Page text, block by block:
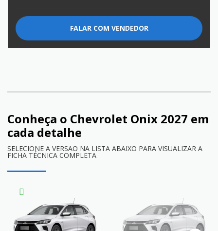
FALAR COM VENDEDOR
Conheça o Chevrolet Onix 2027 em
cada detalhe
SELECIONE A VERSÃO NA LISTA ABAIXO PARA VISUALIZAR A
FICHA TÉCNICA COMPLETA